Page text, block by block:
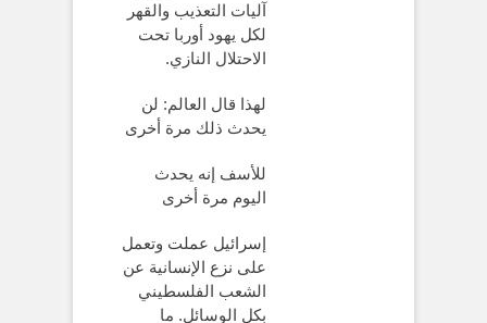
آليات التعذيب والقهر
لكل يهود أوربا تحت
الاحتلال النازي.
لهذا قال العالم: لن
يحدث ذلك مرة أخرى
للأسف إنه يحدث
اليوم مرة أخرى
إسرائيل عملت وتعمل
على نزع الإنسانية عن
الشعب الفلسطيني
بكل الوسائل. ما